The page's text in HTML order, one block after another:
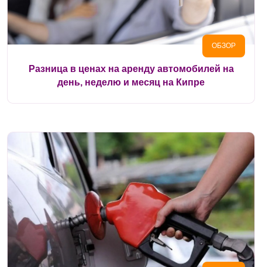
ОБЗОР
Разница в ценах на аренду автомобилей на
день, неделю и месяц на Кипре